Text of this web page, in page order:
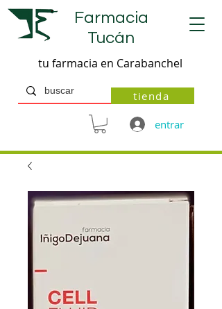
entrar
Farmacia
Tucán
tu farmacia en Carabanchel
tienda